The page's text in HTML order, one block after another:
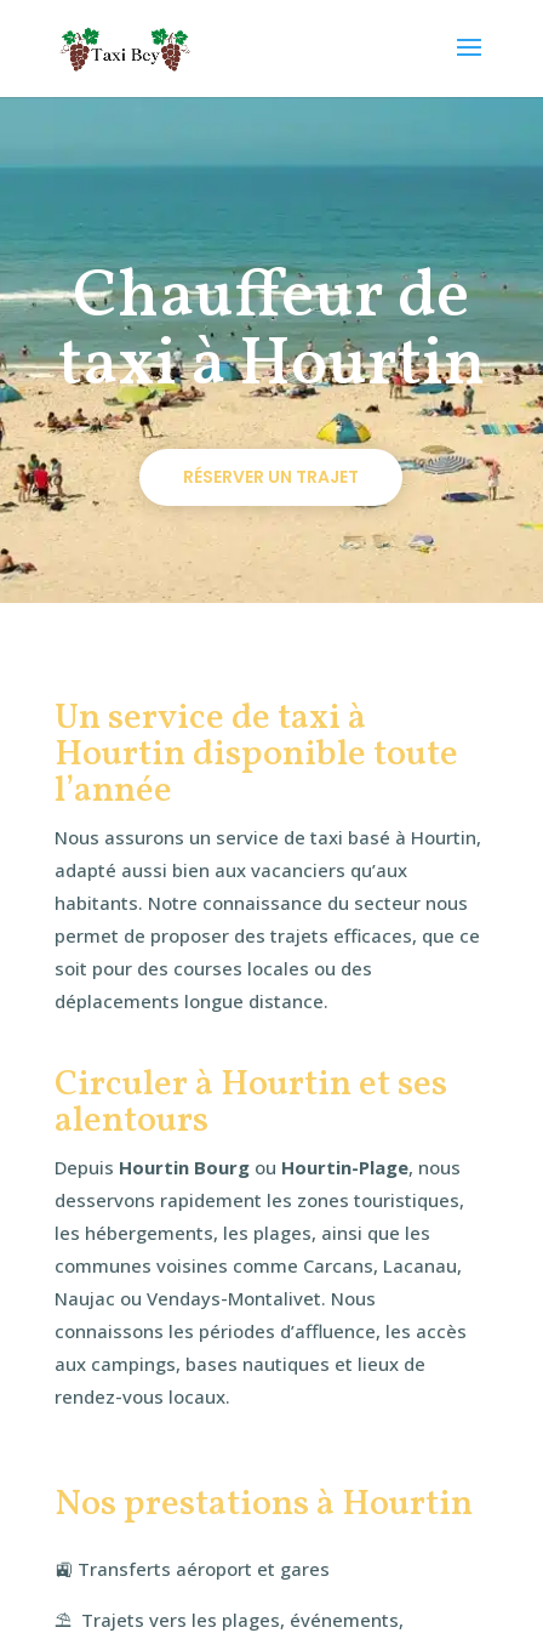
Chauffeur de
taxi à Hourtin
RÉSERVER UN TRAJET
Un service de taxi à
Hourtin disponible toute
l’année
Nous assurons un service de taxi basé à Hourtin,
adapté aussi bien aux vacanciers qu’aux
habitants. Notre connaissance du secteur nous
permet de proposer des trajets efficaces, que ce
soit pour des courses locales ou des
déplacements longue distance.
Circuler à Hourtin et ses
alentours
Depuis Hourtin Bourgou Hourtin-Plage, nous
desservons rapidement les zones touristiques,
les hébergements, les plages, ainsi que les
communes voisines comme Carcans, Lacanau,
Naujac ou Vendays-Montalivet. Nous
connaissons les périodes d’affluence, les accès
aux campings, bases nautiques et lieux de
rendez-vous locaux.
Nos prestations à Hourtin
🚉 Transferts aéroport et gares
⛱️ Trajets vers les plages, événements,